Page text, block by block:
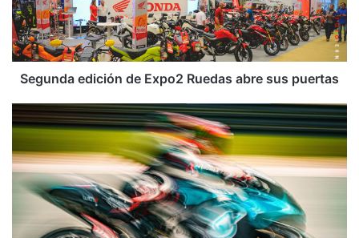
abre
sus
puertas
Segunda edición de Expo2 Ruedas abre sus puertas
Quartararo
lidera
el
Día
MotoGP